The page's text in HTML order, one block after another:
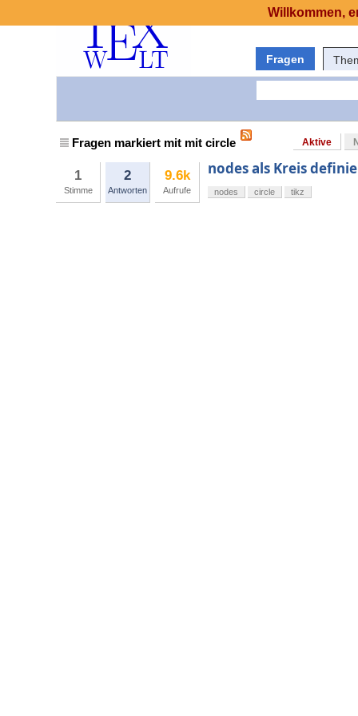
Fragen
Fragen markiert mit mit circle Aktive
1
Stimme
2
Antworten
9.6k
Aufrufe
nodes als Kreis
nodes circle tikz
Willkommen,